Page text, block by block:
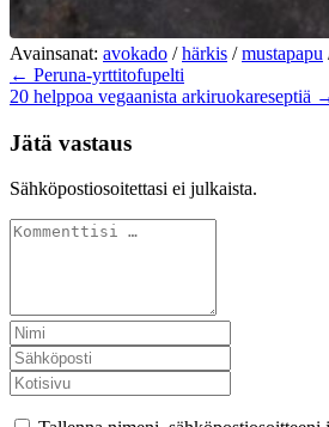
Avainsanat: avokado /härkis /mustapapu
← Peruna-yrttitofupelti
20 helppoa vegaanista arkiruokareseptiä
Jätä vastaus
Sähköpostiosoitettasi ei julkaista.